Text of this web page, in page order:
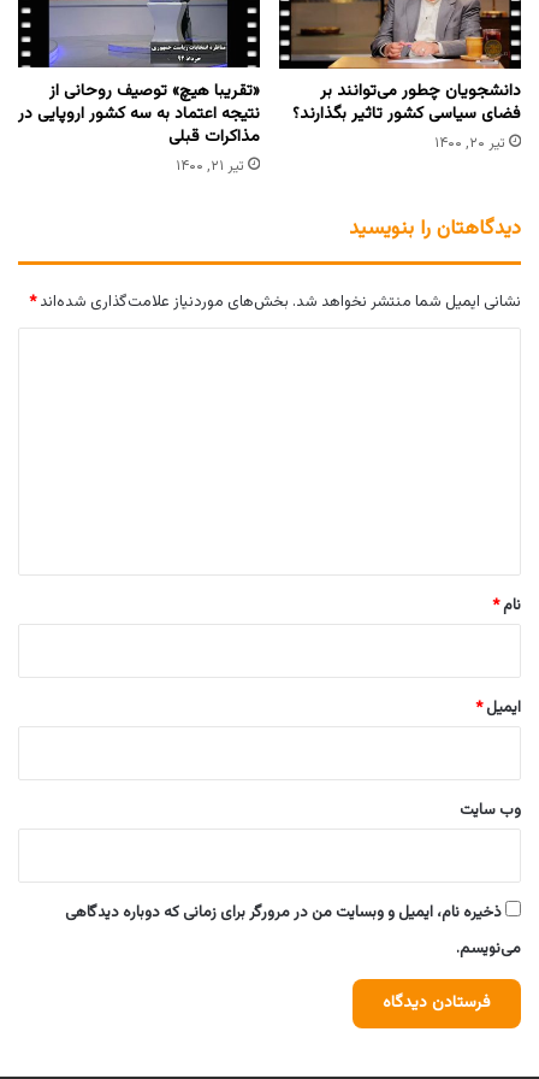
دانشجویان چطور می‌توانند بر
فضای سیاسی کشور تاثیر بگذارند؟
تیر ۲۰, ۱۴۰۰
‌«تقریبا هیچ» توصیف روحانی از
نتیجه اعتماد به سه کشور اروپایی در
مذاکرات قبلی‌
تیر ۲۱, ۱۴۰۰
دیدگاهتان را بنویسید
نشانی ایمیل شما منتشر نخواهد شد. بخش‌های موردنیاز علامت‌گذاری شده‌اند*
نام*
ایمیل*
وب‌ سایت
ذخیره نام، ایمیل و وبسایت من در مرورگر برای زمانی که دوباره دیدگاهی
می‌نویسم.